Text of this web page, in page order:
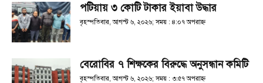
পটিয়ায় ৩ কোটি টাকার ইয়াবা উদ্ধার
বৃহস্পতিবার, আগস্ট ৬, ২০২৬; সময় : ৪:০৭ অপরাহ্ণ
বেরোবির ৭ শিক্ষকের বিরুদ্ধে অনুসন্ধান কমিটি
বৃহস্পতিবার, আগস্ট ৬, ২০২৬; সময় : ৩:৫৭ অপরাহ্ণ